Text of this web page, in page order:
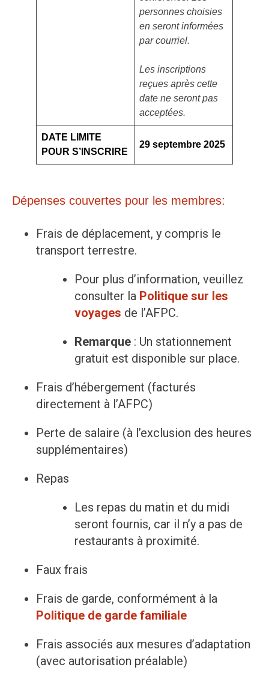
personnes choisies
en seront informées
par courriel.
Les inscriptions
reçues après cette
date ne seront pas
acceptées.
DATE LIMITE
POUR S’INSCRIRE
29 septembre 2025
Dépenses couvertes pour les membres:
Frais de déplacement, y compris le
transport terrestre.
Pour plus d’information, veuillez
consulter la Politique sur les
voyages de l’AFPC.
Remarque : Un stationnement
gratuit est disponible sur place.
Frais d’hébergement (facturés
directement à l’AFPC)
Perte de salaire (à l’exclusion des heures
supplémentaires)
Repas
Les repas du matin et du midi
seront fournis, car il n’y a pas de
restaurants à proximité.
Faux frais
Frais de garde, conformément à la
Politique de garde familiale
Frais associés aux mesures d’adaptation
(avec autorisation préalable)